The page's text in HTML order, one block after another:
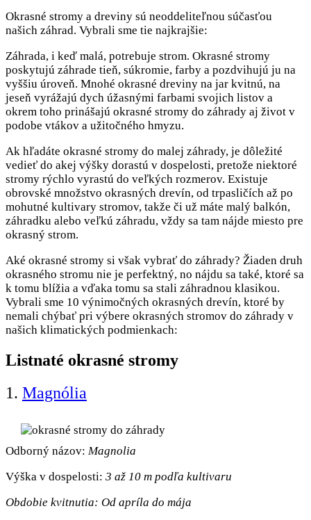
Okrasné stromy a dreviny sú neoddeliteľnou súčasťou
našich záhrad. Vybrali sme tie najkrajšie:
Záhrada, i keď malá, potrebuje strom. Okrasné stromy
poskytujú záhrade tieň, súkromie, farby a pozdvihujú ju na
vyššiu úroveň. Mnohé okrasné dreviny na jar kvitnú, na
jeseň vyrážajú dych úžasnými farbami svojich listov a
okrem toho prinášajú okrasné stromy do záhrady aj život v
podobe vtákov a užitočného hmyzu.
Ak hľadáte okrasné stromy do malej záhrady, je dôležité
vedieť do akej výšky dorastú v dospelosti, pretože niektoré
stromy rýchlo vyrastú do veľkých rozmerov. Existuje
obrovské množstvo okrasných drevín, od trpasličích až po
mohutné kultivary stromov, takže či už máte malý balkón,
záhradku alebo veľkú záhradu, vždy sa tam nájde miesto pre
okrasný strom.
Aké okrasné stromy si však vybrať do záhrady? Žiaden druh
okrasného stromu nie je perfektný, no nájdu sa také, ktoré sa
k tomu blížia a vďaka tomu sa stali záhradnou klasikou.
Vybrali sme 10 výnimočných okrasných drevín, ktoré by
nemali chýbať pri výbere okrasných stromov do záhrady v
našich klimatických podmienkach:
Listnaté okrasné stromy
1. Magnólia
Odborný názov: Magnolia
Výška v dospelosti: 3 až 10 m podľa kultivaru
Obdobie kvitnutia: Od apríla do mája